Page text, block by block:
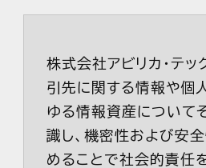
株式会社アビリカ・テッ
引先に関する情報や個
ゆる情報資産について
識し、機密性および安
めることで社会的責任